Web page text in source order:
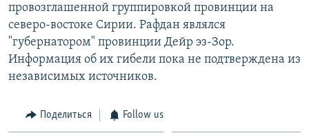
провозглашенной группировкой провинции на
северо-востоке Сирии. Рафдан являлся
"губернатором" провинции Дейр эз-Зор.
Информация об их гибели пока не подтверждена из
независимых источников.
Поделиться Follow us